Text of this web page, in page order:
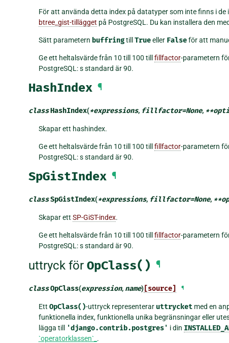
För att använda detta index på datatyper som inte finns i de
btree_gist-tillägget på PostgreSQL. Du kan installera den
Sätt parametern buffringtillTrueeller Falseför att
Ge ett heltalsvärde från 10 till 100 tillfillfactor-parametern
PostgreSQL: s standard är 90.
HashIndex ¶
classHashIndex(*expressions, fillfactor=None, **
Skapar ett hashindex.
Ge ett heltalsvärde från 10 till 100 till fillfactor-parametern
PostgreSQL: s standard är 90.
SpGistIndex ¶
classSpGistIndex(*expressions, fillfactor=None, **
Skapar ett SP-GiST-index.
Ge ett heltalsvärde från 10 till 100 till fillfactor-parametern
PostgreSQL: s standard är 90.
uttryck för OpClass() ¶
classOpClass(expression, name) [source] ¶
Ett OpClass()-uttryck representerar uttrycketmed en
funktionella index, funktionella unika begränsningar eller
lägga till
'django.contrib.postgres' i din
`operatorklassen`_ .